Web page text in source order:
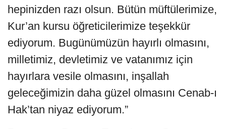
hepinizden razı olsun. Bütün müftülerimize,
Kur’an kursu öğreticilerimize teşekkür
ediyorum. Bugünümüzün hayırlı olmasını,
milletimiz, devletimiz ve vatanımız için
hayırlara vesile olmasını, inşallah
geleceğimizin daha güzel olmasını Cenab-ı
Hak’tan niyaz ediyorum.”